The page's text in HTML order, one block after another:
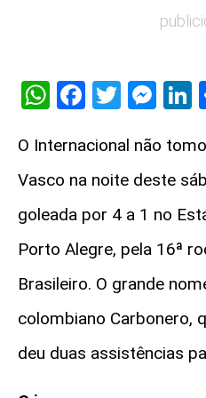
WhatsApp
Facebook
O Internacional não
Vasco na noite deste
goleada por 4 a 1 no
Porto Alegre, pela 16ª
Brasileiro. O grande
colombiano Carbonero,
deu duas assistências